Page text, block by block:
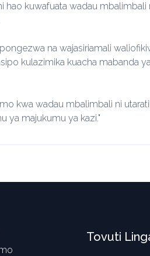
hao kuwafuata wadau
na wajasiriamali
kulazimika kuacha mabanda
kwa wadau mbalimbali ni
ya majukumu ya kazi."
Tovuti